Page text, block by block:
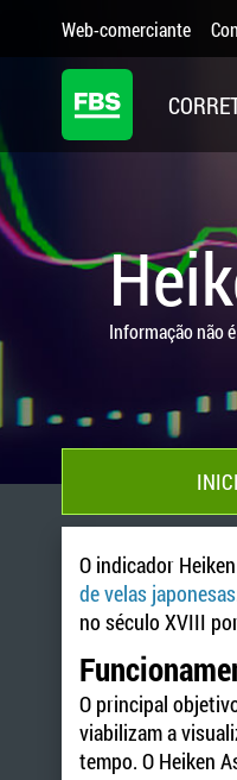
Web-comerciante
Informação não
O indicador
de velas japonesas
no século XVIII
O principal
viabilizam a
tempo. O Heiken